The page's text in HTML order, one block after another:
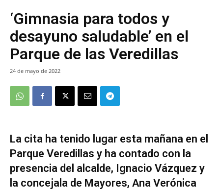
‘Gimnasia para todos y
desayuno saludable’ en el
Parque de las Veredillas
24 de mayo de 2022
La cita ha tenido lugar esta mañana en el
Parque Veredillas y ha contado con la
presencia del alcalde, Ignacio Vázquez y
la concejala de Mayores, Ana Verónica